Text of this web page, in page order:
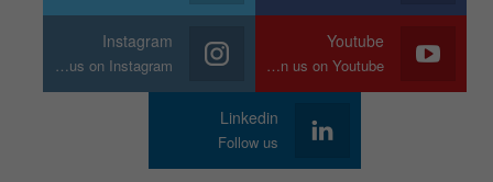
Youtube
Join us on Youtube
Instagram
Join us on Instagram
Linkedin
Follow us